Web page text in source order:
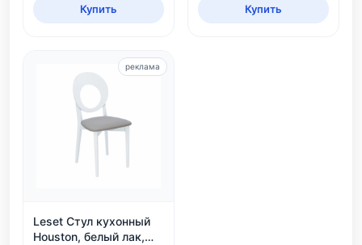
Купить Купить
Leset Стул кухонный
Houston, белый лак,
реклама